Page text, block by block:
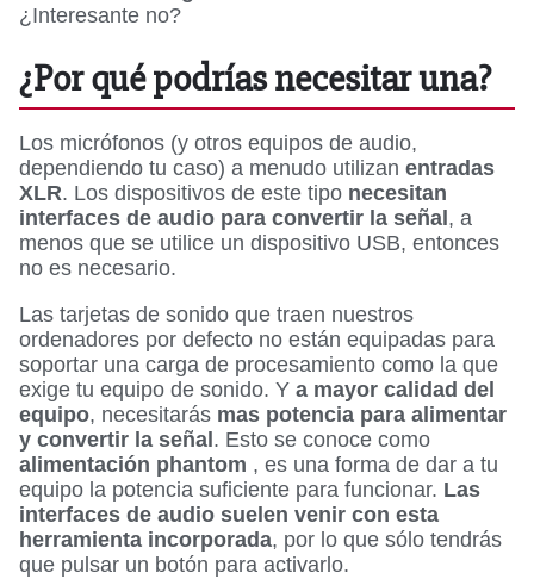
¿Interesante no?
¿Por qué podrías necesitar una?
Los micrófonos (y otros equipos de audio,
dependiendo tu caso) a menudo utilizan entradas
XLR. Los dispositivos de este tipo necesitan
interfaces de audio para convertir la señal, a
menos que se utilice un dispositivo USB, entonces
no es necesario.
Las tarjetas de sonido que traen nuestros
ordenadores por defecto no están equipadas para
soportar una carga de procesamiento como la que
exige tu equipo de sonido. Y a mayor calidad del
equipo, necesitarás mas potencia para alimentar
y convertir la señal. Esto se conoce como
alimentación phantom , es una forma de dar a tu
equipo la potencia suficiente para funcionar. Las
interfaces de audio suelen venir con esta
herramienta incorporada, por lo que sólo tendrás
que pulsar un botón para activarlo.